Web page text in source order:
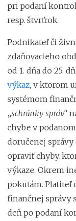
pri podaní
resp. štvrťrok.
Podnikateľ či
zdaňovacieho
od 1. dňa do 25.
výkaz, v ktorom
systémom
„schránky správ“
chybe v
doručenej správy
opraviť chyby,
výkaze. Okrem
pokutám. Platiteľ
finančnej správy
deň po podaní